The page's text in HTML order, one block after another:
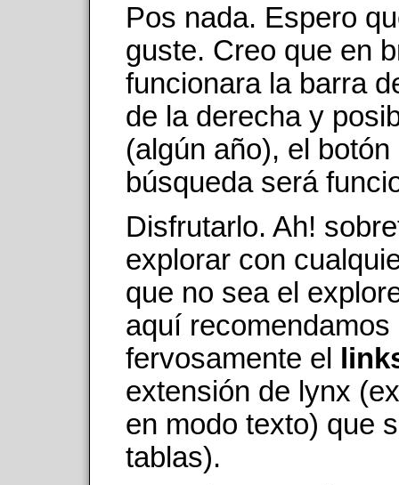
Pos nada. Espero
guste. Creo que en
funcionara la barra
de la derecha y
(algún año), el botón
búsqueda será
Disfrutarlo. Ah!
explorar con
que no sea el
aquí recomendamos
fervosamente el
extensión de lynx
en modo texto) que
tablas).